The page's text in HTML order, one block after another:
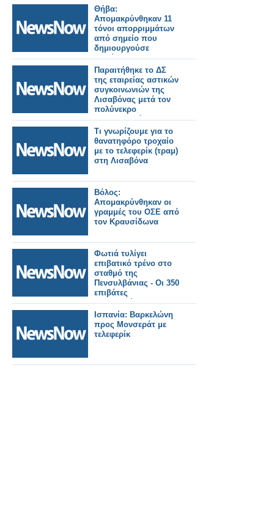
Θήβα:
Απομακρύνθηκαν 11
τόνοι απορριμμάτων
από σημείο που
δημιουργούσε
κινδύνους για το
σιδηρόδρομο.
Παραιτήθηκε το ΔΣ
της εταιρείας αστικών
συγκοινωνιών της
Λισαβόνας μετά τον
πολύνεκρο
εκτροχιασμό του τραμ
( τελεφερίκ )
Τι γνωρίζουμε για το
θανατηφόρο τροχαίο
με το τελεφερίκ (τραμ)
στη Λισαβόνα
Βόλος:
Απομακρύνθηκαν οι
γραμμές του ΟΣΕ από
τον Κραυσίδωνα
Φωτιά τυλίγει
επιβατικό τρένο στο
σταθμό της
Πενσυλβάνιας - Οι 350
επιβάτες
απομακρύνθηκαν.
Βίντεο.
Ισπανία: Βαρκελώνη
προς Μονσεράτ με
τελεφερίκ